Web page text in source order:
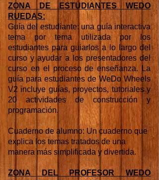
ZONA DE ESTUDIANTES WEDO
RUEDAS:
Guía del estudiante: una guía interactiva
tema por tema utilizada por los
estudiantes para guiarlos a lo largo del
curso y ayudar a los presentadores del
curso en el proceso de enseñanza. La
guía para estudiantes de WeDo Wheels
V2 incluye guías, proyectos, tutoriales y
20 actividades de construcción y
programación.
Cuaderno de alumno: Un cuaderno que
explica los temas tratados de una
manera más simplificada y divertida.
ZONA DEL PROFESOR WEDO